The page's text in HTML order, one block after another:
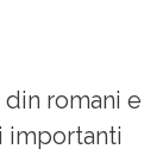
romani e
importanti